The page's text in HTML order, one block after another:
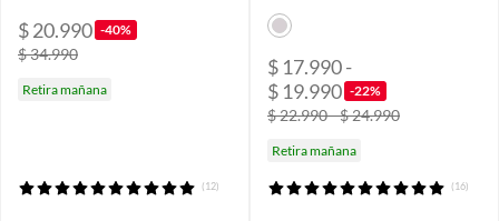
$ 20.990 -40%
$ 34.990
Retira mañana
(12)
$ 17.990 -
$ 19.990 -22%
$ 22.990 - $ 24.990
Retira mañana
(16)